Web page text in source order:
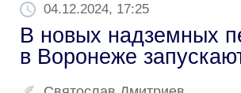
04.12.2024, 17:25
В новых надземных
в Воронеже